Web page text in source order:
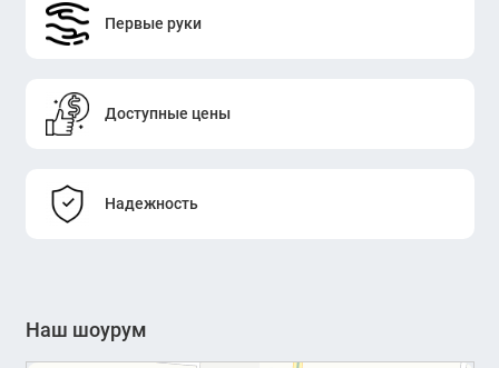
Первые руки
Доступные цены
Надежность
Наш шоурум